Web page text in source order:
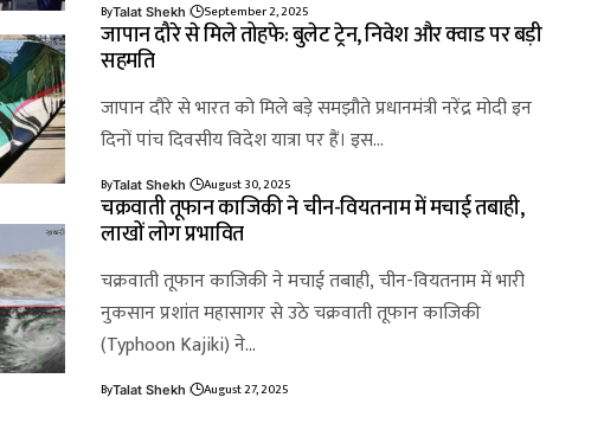
ByTalat Shekh September 2, 2025
जापान दौरे से मिले तोहफे: बुलेट ट्रेन, निवेश और क्वाड पर बड़ी
सहमति
जापान दौरे से भारत को मिले बड़े समझौते प्रधानमंत्री नरेंद्र मोदी इन
दिनों पांच दिवसीय विदेश यात्रा पर हैं। इस…
ByTalat Shekh August 30, 2025
चक्रवाती तूफान काजिकी ने चीन-वियतनाम में मचाई तबाही,
लाखों लोग प्रभावित
चक्रवाती तूफान काजिकी ने मचाई तबाही, चीन-वियतनाम में भारी
नुकसान प्रशांत महासागर से उठे चक्रवाती तूफान काजिकी
(Typhoon Kajiki) ने…
ByTalat Shekh August 27, 2025